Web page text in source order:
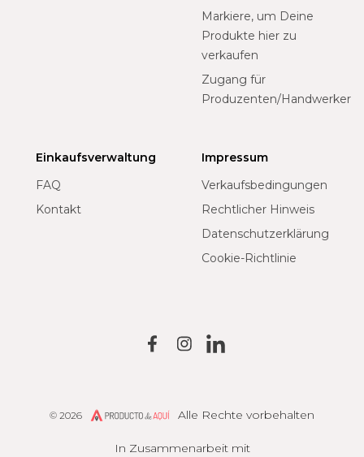
Markiere, um Deine
Produkte hier zu
verkaufen
Zugang für
Produzenten/Handwerker
Einkaufsverwaltung
FAQ
Kontakt
Impressum
Verkaufsbedingungen
Rechtlicher Hinweis
Datenschutzerklärung
Cookie-Richtlinie
In Zusammenarbeit mit
© 2026 Producto de AquíAlle Rechte vorbehalten